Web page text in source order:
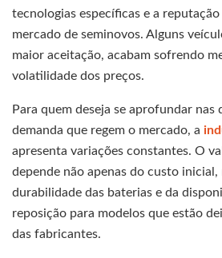
tecnologias específicas e a
mercado de seminovos. Alguns
maior aceitação, acabam sofrendo
volatilidade dos preços.
Para quem deseja se aprofundar nas
demanda que regem o mercado, a
apresenta variações constantes. O
depende não apenas do custo inicial,
durabilidade das baterias e da
reposição para modelos que estão
das fabricantes.